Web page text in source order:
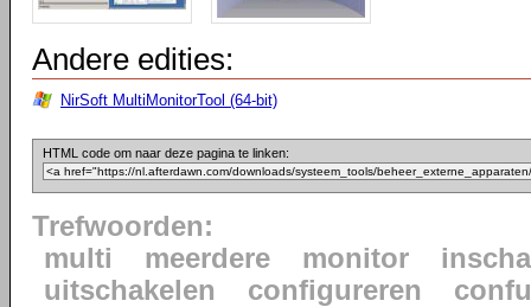
Andere edities:
NirSoft MultiMonitorTool (64-bit)
HTML code om naar deze pagina te linken:
Trefwoorden:
multi
meerdere monitor
uitschakelen
configureren